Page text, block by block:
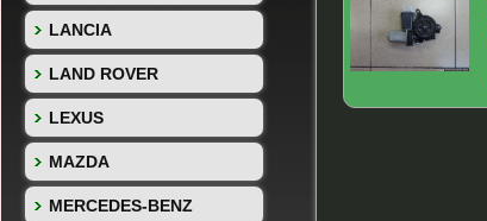
LANCIA
LAND ROVER
LEXUS
MAZDA
MERCEDES-BENZ